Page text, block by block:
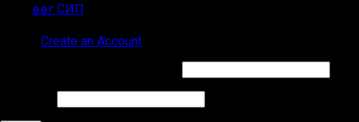
ввг СИП
Create an Account